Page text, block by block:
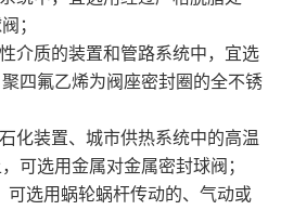
；
介质的装置和管路系统中，宜选
四氟乙烯为阀座密封圈的全不锈
化装置、城市供热系统中的高温
可选用金属对金属密封球阀；
可选用蜗轮蜗杆传动的、气动或